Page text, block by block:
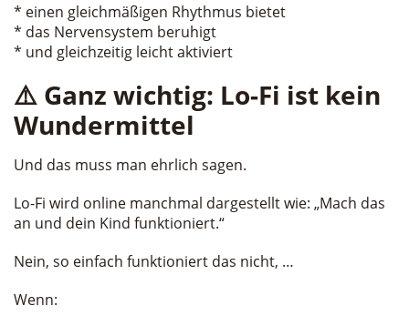
* einen gleichmäßigen Rhythmus bietet
* das Nervensystem beruhigt
* und gleichzeitig leicht aktiviert
⚠️ Ganz wichtig: Lo-Fi ist kein
Wundermittel
Und das muss man ehrlich sagen.
Lo-Fi wird online manchmal dargestellt wie: „Mach das
an und dein Kind funktioniert.“
Nein, so einfach funktioniert das nicht, …
Wenn: